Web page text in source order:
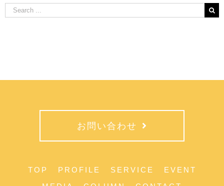
Search
for:
お問い合わせ
TOP PROFILE SERVICE
EVENT